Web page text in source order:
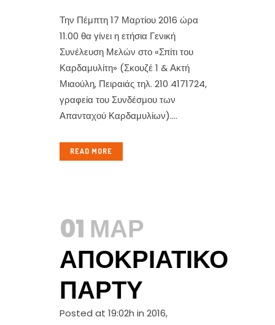
Την Πέμπτη 17 Μαρτίου 2016 ώρα
11.00 θα γίνει η ετήσια Γενική
Συνέλευση Μελών στο «Σπίτι του
Καρδαμυλίτη» (Σκουζέ 1 & Ακτή
Μιαούλη, Πειραιάς τηλ. 210 4171724,
γραφεία του Συνδέσμου των
Απανταχού Καρδαμυλίων)....
READ MORE
01 ΜΑΡ
ΑΠΟΚΡΙΆΤΙΚΟ
ΠΆΡΤΥ
Posted at 19:02h in 2016,